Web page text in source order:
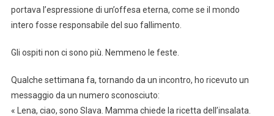
portava l’espressione di un’offesa eterna, come se il mondo
intero fosse responsabile del suo fallimento.
Gli ospiti non ci sono più. Nemmeno le feste.
Qualche settimana fa, tornando da un incontro, ho ricevuto un
messaggio da un numero sconosciuto:
« Lena, ciao, sono Slava. Mamma chiede la ricetta dell’insalata.